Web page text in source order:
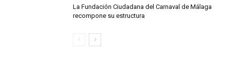
La Fundación Ciudadana del Carnaval de Málaga
recompone su estructura